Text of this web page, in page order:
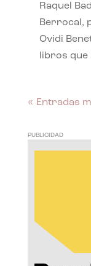
Raquel
Berrocal,
Ovidi
libros que
« Entradas
PUBLICIDAD